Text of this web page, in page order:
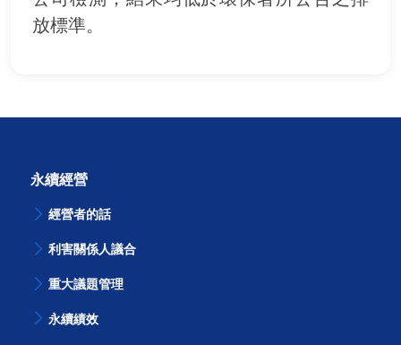
放標準。
永續經營
經營者的話
利害關係人議合
重大議題管理
永續績效